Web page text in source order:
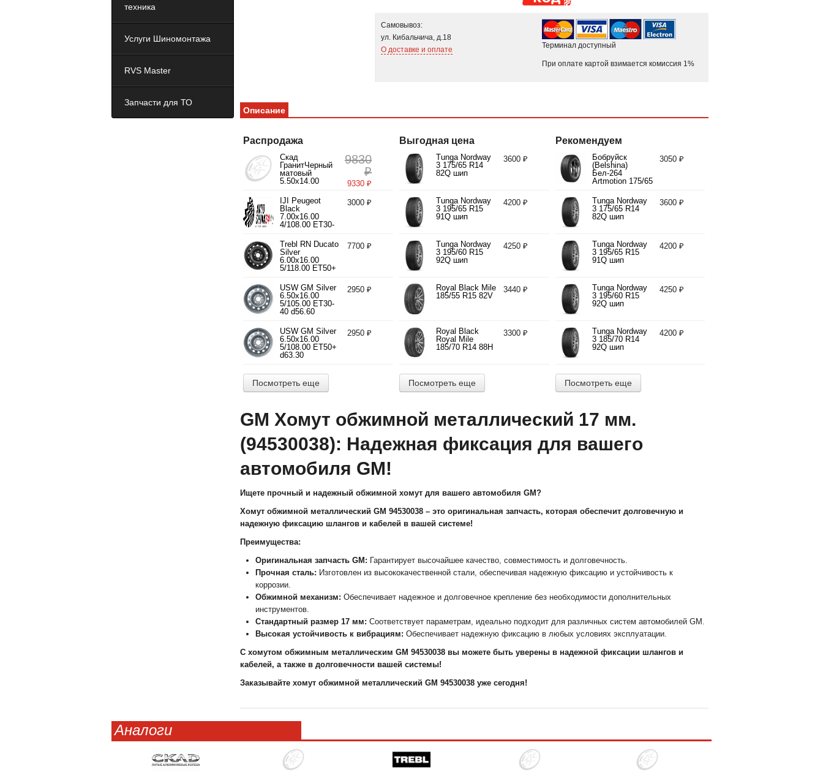
техника
Услуги Шиномонтажа
RVS Master
Запчасти для ТО
Самовывоз:
ул. Кибальчича, д.18
О доставке и оплате
Терминал доступный
При оплате картой взимается комиссия 1%
Описание
Распродажа
Скад
ГранитЧерный
матовый
5.50x14.00
d58.60
9830
₽
9330 ₽
IJI Peugeot
Black
7.00x16.00
4/108.00 ET30-
3000 ₽
Trebl RN Ducato
Silver
6.00x16.00
5/118.00 ET50+
7700 ₽
USW GM Silver
6.50x16.00
5/105.00 ET30-
40 d56.60
2950 ₽
USW GM Silver
6.50x16.00
5/108.00 ET50+
d63.30
2950 ₽
Посмотреть еще
Выгодная цена
Tunga Nordway
3 175/65 R14
82Q шип
3600 ₽
Tunga Nordway
3 195/65 R15
91Q шип
4200 ₽
Tunga Nordway
3 195/60 R15
92Q шип
4250 ₽
Royal Black Mile
185/55 R15 82V
3440 ₽
Royal Black
Royal Mile
185/70 R14 88H
3300 ₽
Посмотреть еще
Рекомендуем
Бобруйск
(Belshina)
Бел-264
Artmotion 175/65
3050 ₽
Tunga Nordway
3 175/65 R14
82Q шип
3600 ₽
Tunga Nordway
3 195/65 R15
91Q шип
4200 ₽
Tunga Nordway
3 195/60 R15
92Q шип
4250 ₽
Tunga Nordway
3 185/70 R14
92Q шип
4200 ₽
Посмотреть еще
GM Хомут обжимной металлический 17 мм.
(94530038): Надежная фиксация для вашего
автомобиля GM!
Ищете прочный и надежный обжимной хомут для вашего автомобиля GM?
Хомут обжимной металлический GM 94530038 – это оригинальная запчасть, которая обеспечит долговечную и
надежную фиксацию шлангов и кабелей в вашей системе!
Преимущества:
Оригинальная запчасть GM: Гарантирует высочайшее качество, совместимость и долговечность.
Прочная сталь: Изготовлен из высококачественной стали, обеспечивая надежную фиксацию и устойчивость к
коррозии.
Обжимной механизм: Обеспечивает надежное и долговечное крепление без необходимости дополнительных
инструментов.
Стандартный размер 17 мм: Соответствует параметрам, идеально подходит для различных систем автомобилей GM.
Высокая устойчивость к вибрациям: Обеспечивает надежную фиксацию в любых условиях эксплуатации.
С хомутом обжимным металлическим GM 94530038 вы можете быть уверены в надежной фиксации шлангов и
кабелей, а также в долговечности вашей системы!
Заказывайте хомут обжимной металлический GM 94530038 уже сегодня!
Аналоги